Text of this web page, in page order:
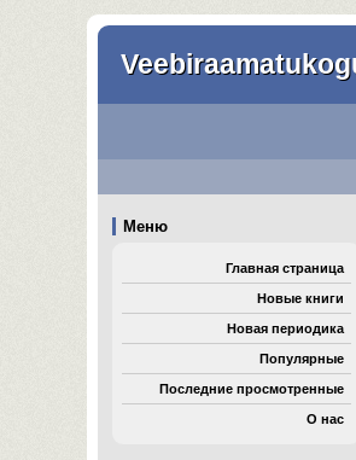
Меню
Главная страница
Новые книги
Новая периодика
Популярные
Последние просмотренные
О нас